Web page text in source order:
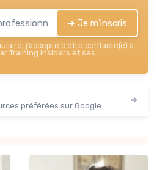
➔ Je m'inscris
j’accepte d’être contacté(e) à
Training Insiders et ses
préférées sur Google